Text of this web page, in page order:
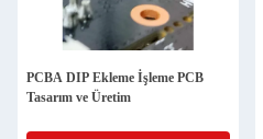
PCBA DIP Ekleme İşleme PCB
Tasarım ve Üretim